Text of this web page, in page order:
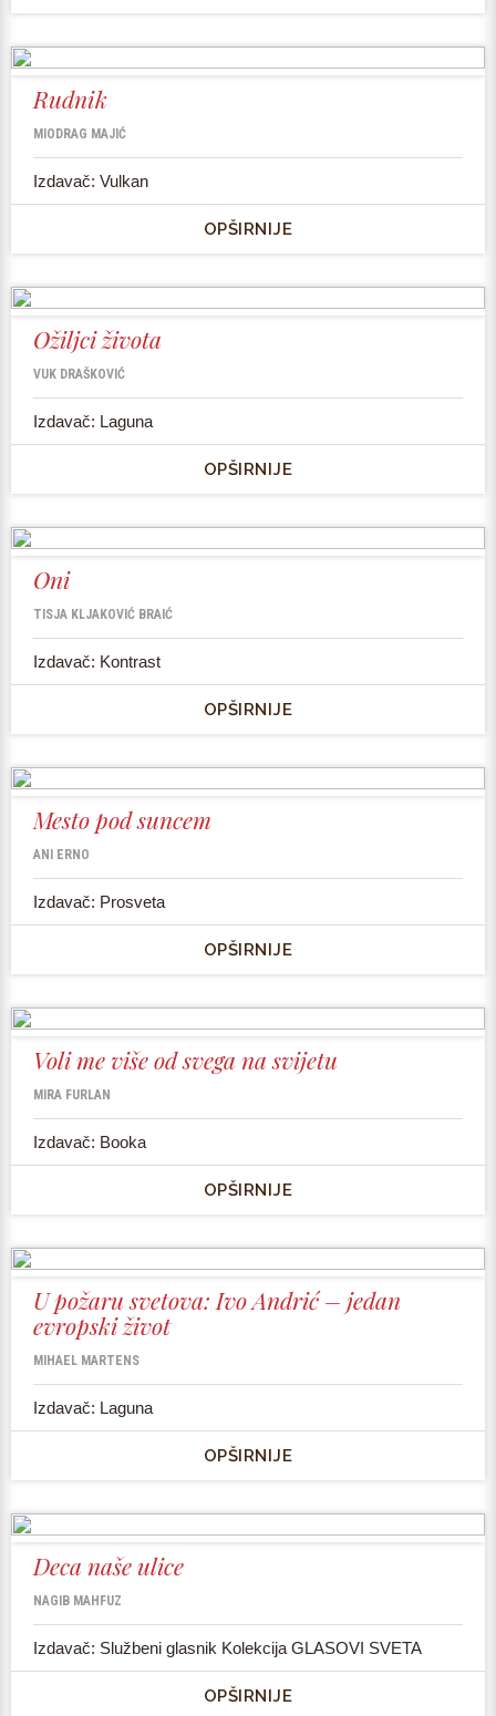
Rudnik
MIODRAG MAJIĆ
Izdavač: Vulkan
OPŠIRNIJE
Ožiljci života
VUK DRAŠKOVIĆ
Izdavač: Laguna
OPŠIRNIJE
Oni
TISJA KLJAKOVIĆ BRAIĆ
Izdavač: Kontrast
OPŠIRNIJE
Mesto pod suncem
ANI ERNO
Izdavač: Prosveta
OPŠIRNIJE
Voli me više od svega na svijetu
MIRA FURLAN
Izdavač: Booka
OPŠIRNIJE
U požaru svetova: Ivo Andrić – jedan
evropski život
MIHAEL MARTENS
Izdavač: Laguna
OPŠIRNIJE
Deca naše ulice
NAGIB MAHFUZ
Izdavač: Službeni glasnik Kolekcija GLASOVI SVETA
OPŠIRNIJE